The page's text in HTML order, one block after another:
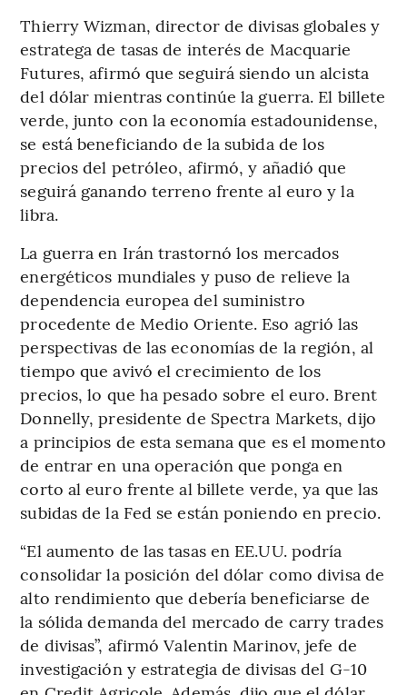
Thierry Wizman, director de divisas globales y
estratega de tasas de interés de Macquarie
Futures, afirmó que seguirá siendo un alcista
del dólar mientras continúe la guerra. El billete
verde, junto con la economía estadounidense,
se está beneficiando de la subida de los
precios del petróleo, afirmó, y añadió que
seguirá ganando terreno frente al euro y la
libra.
La guerra en Irán trastornó los mercados
energéticos mundiales y puso de relieve la
dependencia europea del suministro
procedente de Medio Oriente. Eso agrió las
perspectivas de las economías de la región, al
tiempo que avivó el crecimiento de los
precios, lo que ha pesado sobre el euro. Brent
Donnelly, presidente de Spectra Markets, dijo
a principios de esta semana que es el momento
de entrar en una operación que ponga en
corto al euro frente al billete verde, ya que las
subidas de la Fed se están poniendo en precio.
“El aumento de las tasas en EE.UU. podría
consolidar la posición del dólar como divisa de
alto rendimiento que debería beneficiarse de
la sólida demanda del mercado de carry trades
de divisas”, afirmó Valentin Marinov, jefe de
investigación y estrategia de divisas del G-10